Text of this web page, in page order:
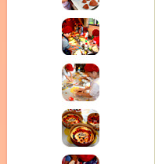
クレモンティーヌ – 新百合ヶ丘の料理教